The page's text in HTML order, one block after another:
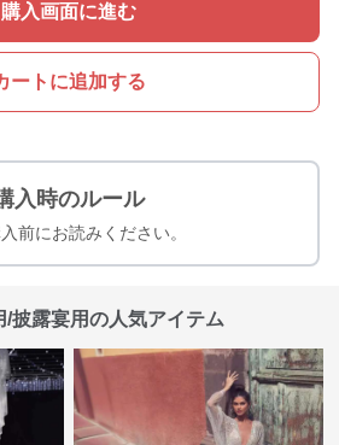
購入画面に進む
ートに追加する
入時のルール
前にお読みください。
/披露宴用の人気アイテム